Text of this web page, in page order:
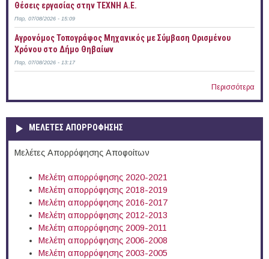
Θέσεις εργασίας στην ΤΕΧΝΗ Α.Ε.
Παρ, 07/08/2026 - 15:09
Αγρονόμος Τοπογράφος Μηχανικός με Σύμβαση Ορισμένου
Χρόνου στο Δήμο Θηβαίων
Παρ, 07/08/2026 - 13:17
Περισσότερα
ΜΕΛΕΤΕΣ ΑΠΟΡΡΟΦΗΣΗΣ
Μελέτες Απορρόφησης Αποφοίτων
Μελέτη απορρόφησης 2020-2021
Μελέτη απορρόφησης 2018-2019
Μελέτη απορρόφησης 2016-2017
Μελέτη απορρόφησης 2012-2013
Μελέτη απορρόφησης 2009-2011
Μελέτη απορρόφησης 2006-2008
Μελέτη απορρόφησης 2003-2005